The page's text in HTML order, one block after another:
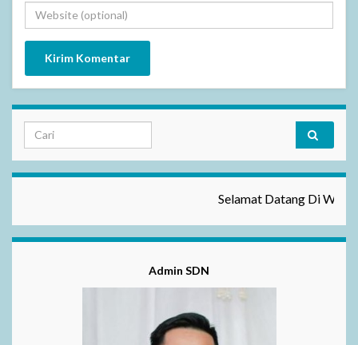
Selamat Datang Di Website Kami
Admin SDN